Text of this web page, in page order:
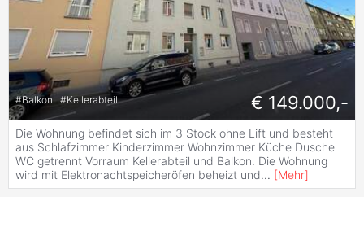
#Balkon #Kellerabteil € 149.000,-
Die Wohnung befindet sich im 3 Stock ohne Lift und besteht
aus Schlafzimmer Kinderzimmer Wohnzimmer Küche Dusche
WC getrennt Vorraum Kellerabteil und Balkon. Die Wohnung
wird mit Elektronachtspeicheröfen beheizt und... [Mehr]